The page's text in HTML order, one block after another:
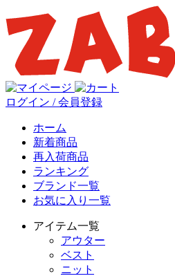
ログイン / 会員登録
ホーム
新着商品
再入荷商品
ランキング
ブランド一覧
お気に入り一覧
アイテム一覧
アウター
ベスト
ニット